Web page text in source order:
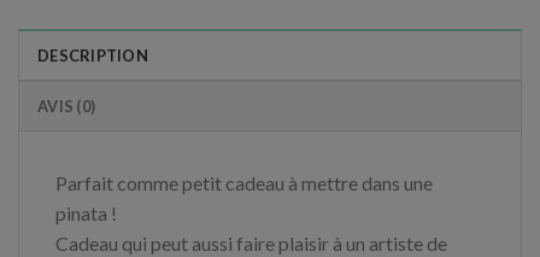
DESCRIPTION
AVIS (0)
Parfait comme petit cadeau à mettre dans une
pinata !
Cadeau qui peut aussi faire plaisir à un artiste de